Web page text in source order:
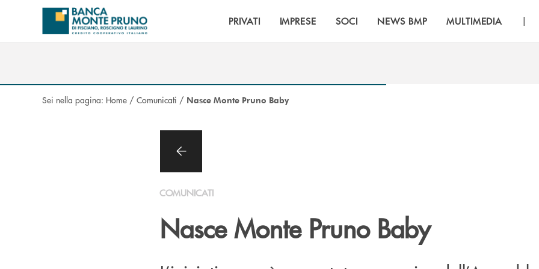
Salta al contenuto principale
PRIVATI IMPRESE SOCI NEWS BMP MULTIMEDIA |
Sei nella pagina: Home / Comunicati / Nasce Monte Pruno Baby
COMUNICATI
Nasce Monte Pruno Baby